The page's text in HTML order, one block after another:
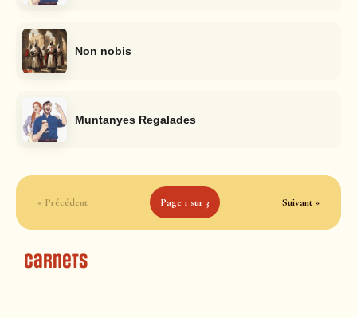
Non nobis
Muntanyes Regalades
« Précédent Page 1 sur 3 Suivant »
Carnets